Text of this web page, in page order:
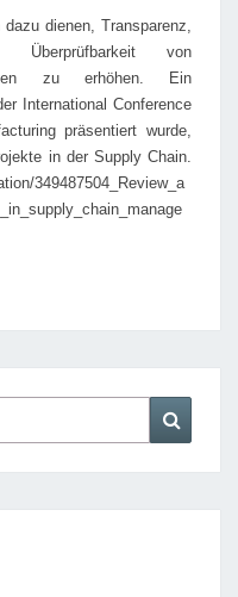
dienen, Transparenz,
Überprüfbarkeit von
zu erhöhen. Ein
International Conference
präsentiert wurde,
in der Supply Chain.
349487504_Review_a